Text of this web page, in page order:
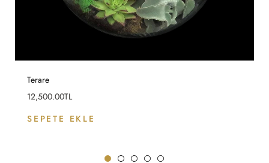
Terare
Fiyat
12,500.00TL
SEPETE EKLE